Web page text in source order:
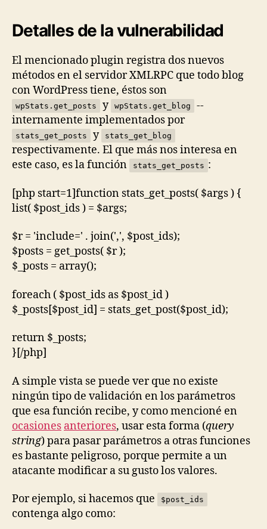
Detalles de la vulnerabilidad
El mencionado plugin registra dos nuevos
métodos en el servidor XMLRPC que todo blog
con WordPress tiene, éstos son
wpStats.get_posts y wpStats.get_blog
--
internamente implementados por
stats_get_posts y stats_get_blog
respectivamente. El que más nos interesa en
este caso, es la función
stats_get_posts :
[php start=1]function stats_get_posts( $args ) {
list( $post_ids ) = $args;
$r = 'include=' . join(',', $post_ids);
$posts = get_posts( $r );
$_posts = array();
foreach ( $post_ids as $post_id )
$_posts[$post_id] = stats_get_post($post_id);
return $_posts;
}[/php]
A simple vista se puede ver que no existe
ningún tipo de validación en los parámetros
que esa función recibe, y como mencioné en
ocasiones anteriores, usar esta forma (query
string) para pasar parámetros a otras funciones
es bastante peligroso, porque permite a un
atacante modificar a su gusto los valores.
Por ejemplo, si hacemos que $post_ids
contenga algo como: